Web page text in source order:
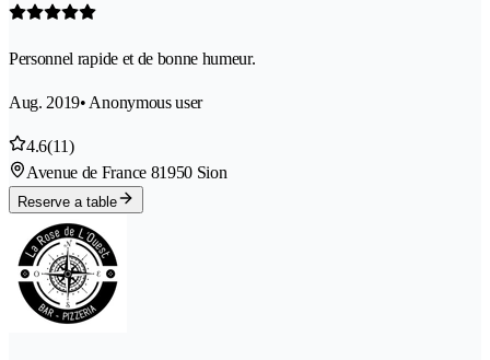
Personnel rapide et de bonne humeur.
Aug. 2019• Anonymous user
4.6(11)
Avenue de France 81950 Sion
Reserve a table